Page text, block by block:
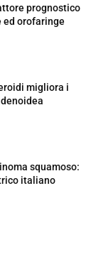
prognostico
ed orofaringe
migliora i
squamoso:
italiano